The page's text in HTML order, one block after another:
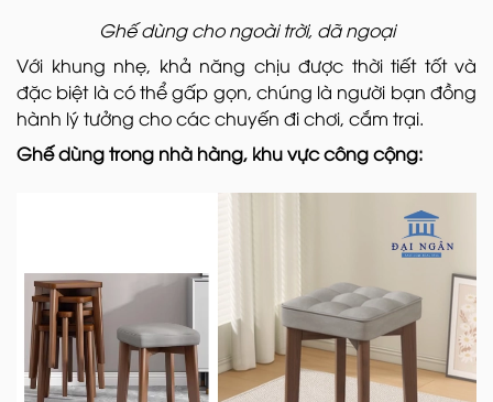
Ghế dùng cho ngoài trời, dã ngoại
Với khung nhẹ, khả năng chịu được thời tiết tốt và
đặc biệt là có thể gấp gọn, chúng là người bạn đồng
hành lý tưởng cho các chuyến đi chơi, cắm trại.
Ghế dùng trong nhà hàng, khu vực công cộng: